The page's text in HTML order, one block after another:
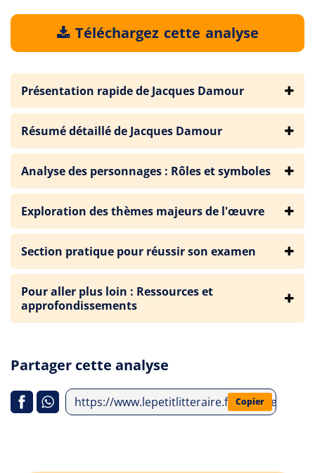
Téléchargez cette analyse
Présentation rapide de Jacques Damour
Résumé détaillé de Jacques Damour
Analyse des personnages : Rôles et symboles
Exploration des thèmes majeurs de l'œuvre
Section pratique pour réussir son examen
Pour aller plus loin : Ressources et
approfondissements
Partager cette analyse
https://www.lepetitlitteraire.fr/analyses-
Copier